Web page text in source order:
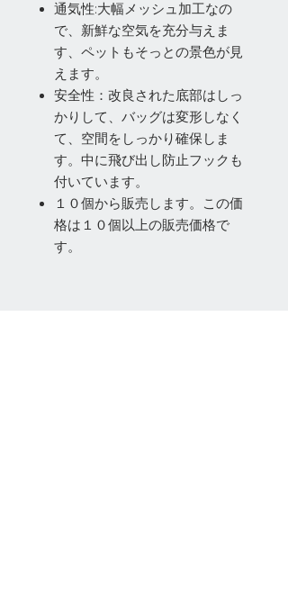
通気性:大幅メッシュ加工なの
で、新鮮な空気を充分与えま
す、ペットもそっとの景色が見
えます。
安全性：改良された底部はしっ
かりして、バッグは変形しなく
て、空間をしっかり確保しま
す。中に飛び出し防止フックも
付いています。
１０個から販売します。この価
格は１０個以上の販売価格で
す。